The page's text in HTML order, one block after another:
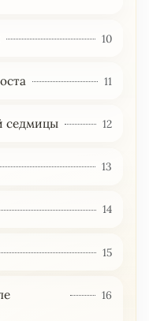
10
11
седмицы 12
13
14
15
16